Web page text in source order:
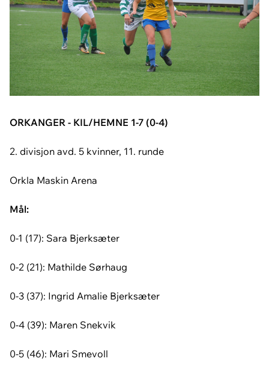
ORKANGER - KIL/HEMNE 1-7 (0-4)
2. divisjon avd. 5 kvinner, 11. runde
Orkla Maskin Arena
Mål:
0-1 (17): Sara Bjerksæter
0-2 (21): Mathilde Sørhaug
0-3 (37): Ingrid Amalie Bjerksæter
0-4 (39): Maren Snekvik
0-5 (46): Mari Smevoll